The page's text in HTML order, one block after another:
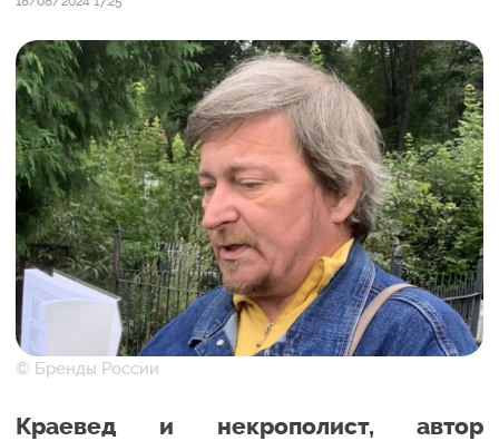
© Бренды России
Краевед и некрополист, автор